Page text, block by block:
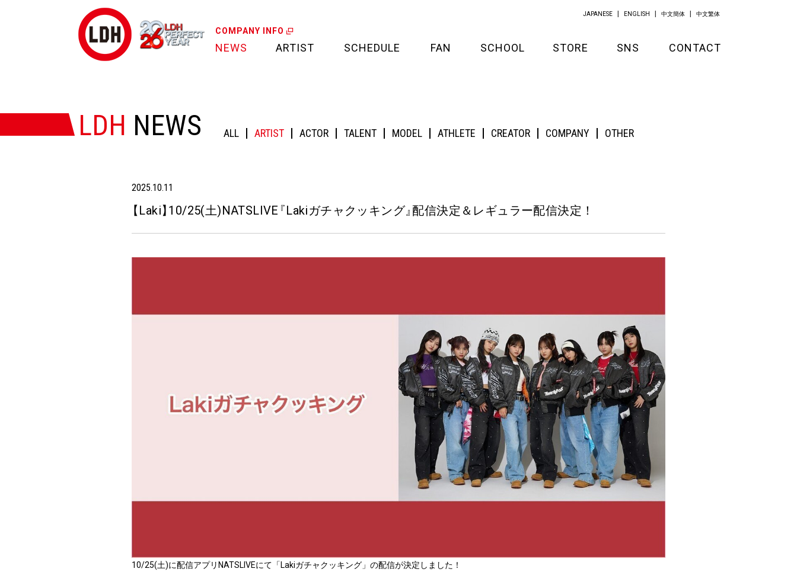
COMPANY INFO
NEWS ARTIST SCHEDULE FAN
MEDIA
SCHOOL STORE
KITCHEN
SNS CONTACT
JAPANESE ENGLISH 中文簡体 中文繁体
LDH NEWS ALL ARTIST ACTOR TALENT MODEL ATHLETE CREATOR COMPANY OTHER
2025.10.11
【 Laki】10/25(土)NATSLIVE『Lakiガチャクッキング』配信決定＆レギュラー配信決定！
10/25(土)に配信アプリNATSLIVEにて「Lakiガチャクッキング」の配信が決定しました！